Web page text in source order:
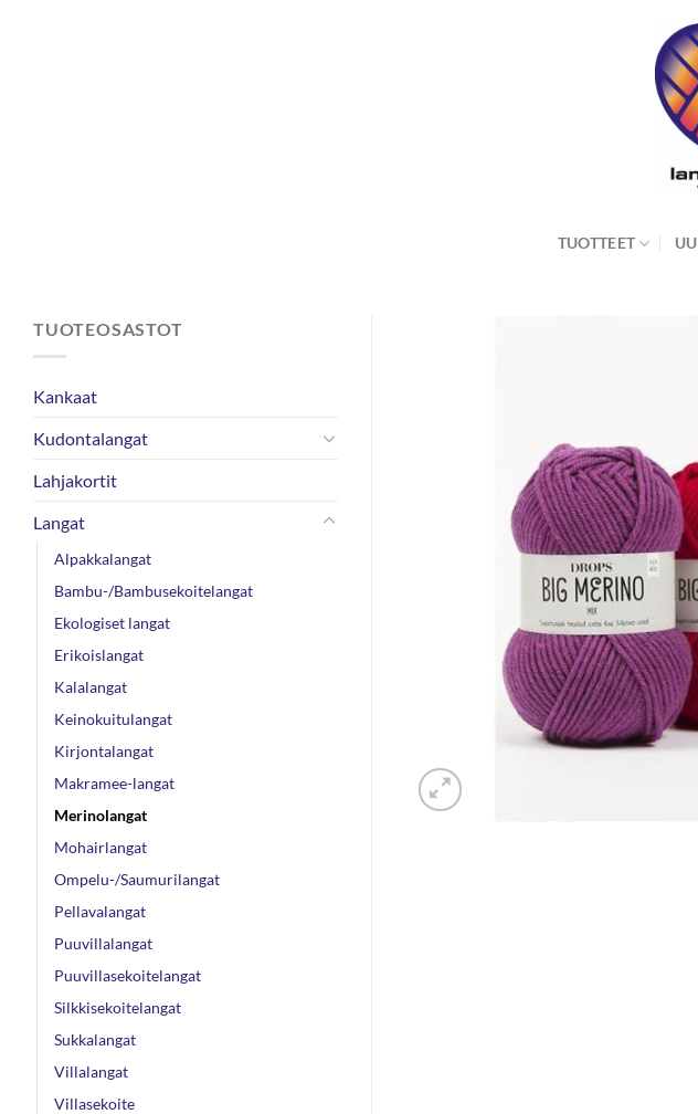
TUOTTEET
TUOTEOSASTOT
Kankaat
Kudontalangat
Lahjakortit
Langat
Alpakkalangat
Bambu-/Bambusekoitelangat
Ekologiset langat
Erikoislangat
Kalalangat
Keinokuitulangat
Kirjontalangat
Makramee-langat
Merinolangat
Mohairlangat
Ompelu-/Saumurilangat
Pellavalangat
Puuvillalangat
Puuvillasekoitelangat
Silkkisekoitelangat
Sukkalangat
Villalangat
Villasekoite